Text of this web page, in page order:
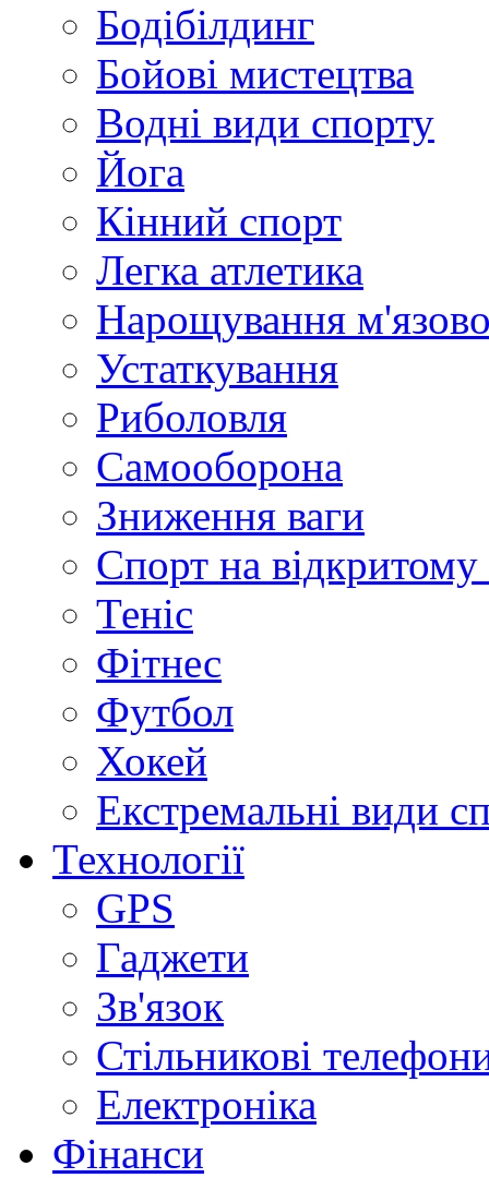
Бодібілдинг
Бойові мистецтва
Водні види спорту
Йога
Кінний спорт
Легка атлетика
Нарощування
Устаткування
Риболовля
Самооборона
Зниження ваги
Спорт на відкритому
Теніс
Фітнес
Футбол
Хокей
Екстремальні види
Технології
GPS
Гаджети
Зв'язок
Стільникові
Електроніка
Фінанси